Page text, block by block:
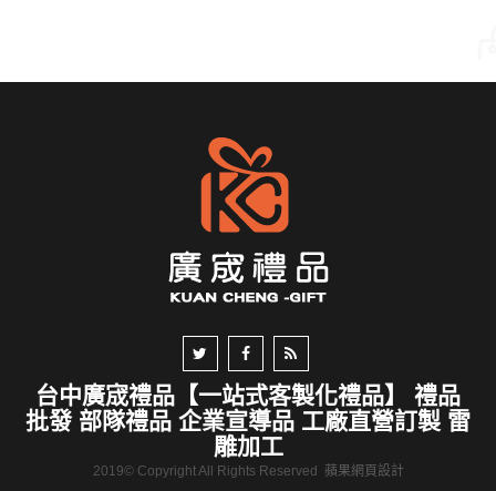
台中廣宬禮品【一站式客製化禮品】 禮品
批發 部隊禮品 企業宣導品 工廠直營訂製 雷
雕加工
2019© Copyright All Rights Reserved 蘋果網頁設計